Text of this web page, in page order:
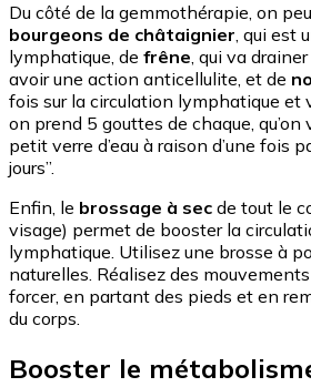
Du côté de la gemmothérapie, on
bourgeons de châtaignier, qui est
lymphatique, de frêne, qui va
avoir une action anticellulite, et de
fois sur la circulation lymphatique et
on prend 5 gouttes de chaque,
petit verre d’eau à raison d’une fois
jours”.
Enfin, le brossage à sec de tout le
visage) permet de booster la
lymphatique. Utilisez une brosse à
naturelles. Réalisez des
forcer, en partant des pieds et en
du corps.
Booster le